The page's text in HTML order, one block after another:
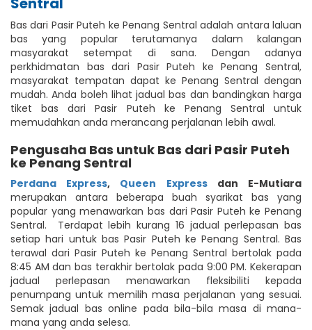
Bas dari Pasir Puteh ke Penang Sentral adalah antara laluan
bas yang popular terutamanya dalam kalangan
masyarakat setempat di sana. Dengan adanya
perkhidmatan bas dari Pasir Puteh ke Penang Sentral,
masyarakat tempatan dapat ke Penang Sentral dengan
mudah. Anda boleh lihat jadual bas dan bandingkan harga
tiket bas dari Pasir Puteh ke Penang Sentral untuk
memudahkan anda merancang perjalanan lebih awal.
Pengusaha Bas untuk Bas dari Pasir Puteh
ke Penang Sentral
Perdana Express, Queen Express
dan E-Mutiara
merupakan antara beberapa buah syarikat bas yang
popular yang menawarkan bas dari Pasir Puteh ke Penang
Sentral. Terdapat lebih kurang 16 jadual perlepasan bas
setiap hari untuk bas Pasir Puteh ke Penang Sentral. Bas
terawal dari Pasir Puteh ke Penang Sentral bertolak pada
8:45 AM dan bas terakhir bertolak pada 9:00 PM. Kekerapan
jadual perlepasan menawarkan fleksibiliti kepada
penumpang untuk memilih masa perjalanan yang sesuai.
Semak jadual bas online pada bila-bila masa di mana-
mana yang anda selesa.